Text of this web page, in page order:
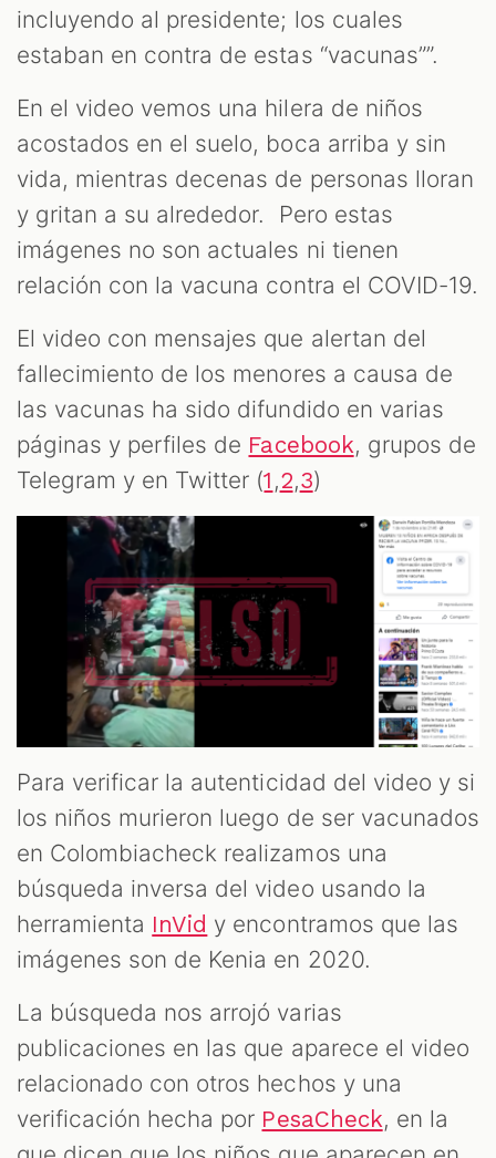
incluyendo al presidente; los cuales
estaban en contra de estas “vacunas””.
En el video vemos una hilera de niños
acostados en el suelo, boca arriba y sin
vida, mientras decenas de personas lloran
y gritan a su alrededor. Pero estas
imágenes no son actuales ni tienen
relación con la vacuna contra el COVID-19.
El video con mensajes que alertan del
fallecimiento de los menores a causa de
las vacunas ha sido difundido en varias
páginas y perfiles de Facebook, grupos de
Telegram y en Twitter (1 ,2,3)
Para verificar la autenticidad del video y si
los niños murieron luego de ser vacunados
en Colombiacheck realizamos una
búsqueda inversa del video usando la
herramienta InVid y encontramos que las
imágenes son de Kenia en 2020.
La búsqueda nos arrojó varias
publicaciones en las que aparece el video
relacionado con otros hechos y una
verificación hecha por PesaCheck, en la